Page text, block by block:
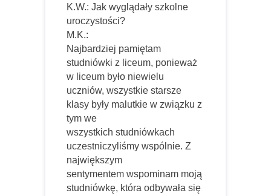
K.W.: Jak wyglądały szkolne
uroczystości?
M.K.:
Najbardziej pamiętam
studniówki z liceum, ponieważ
w liceum było niewielu
uczniów, wszystkie starsze
klasy były malutkie w związku z
tym we
wszystkich studniówkach
uczestniczyliśmy wspólnie. Z
największym
sentymentem wspominam moją
studniówkę, która odbywała się